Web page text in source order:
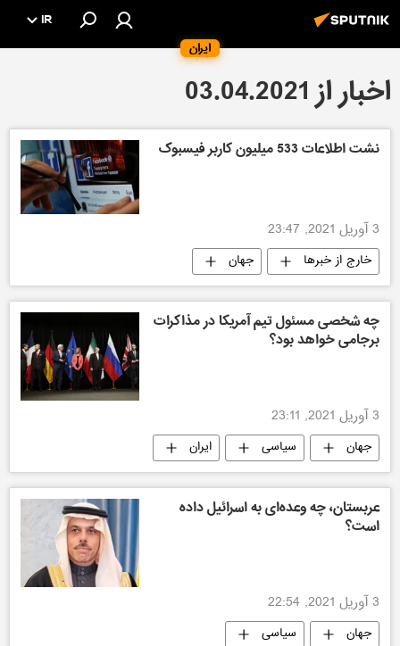
ایران
IR
اخبار از 03.04.2021
نشت اطلاعات 533 میلیون کاربر فیسبوک
3 آوریل 2021, 23:47
خارج از خبرها جهان
چه شخصی مسئول تیم آمریکا در مذاکرات
برجامی خواهد بود؟
3 آوریل 2021, 23:11
جهان سیاسی ایران
عربستان، چه وعده‌ای به اسرائیل داده
است؟
3 آوریل 2021, 22:54
جهان سیاسی